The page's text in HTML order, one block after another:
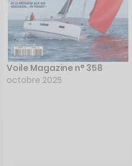
Voile Magazine n° 358
octobre 2025